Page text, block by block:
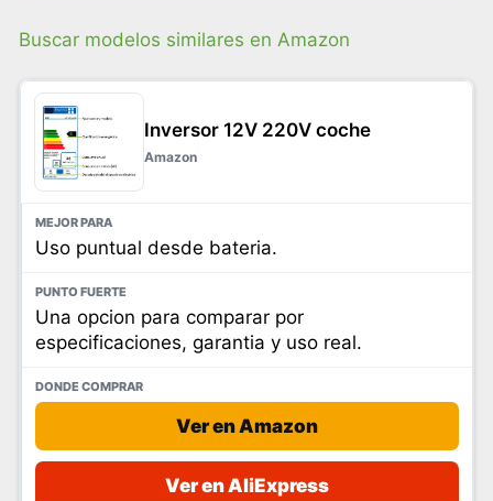
Buscar modelos similares en Amazon
Inversor 12V 220V coche
Amazon
Uso puntual desde bateria.
Una opcion para comparar por
especificaciones, garantia y uso real.
Ver en Amazon
Ver en AliExpress